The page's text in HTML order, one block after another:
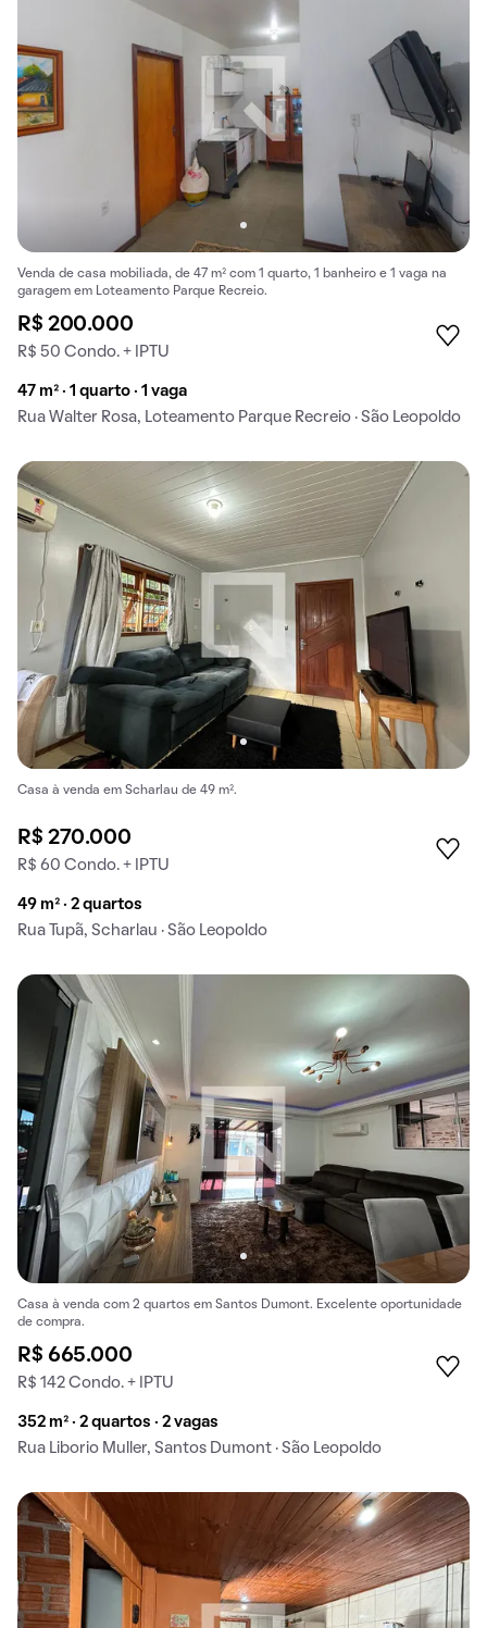
Venda de casa mobiliada, de 47 m² com 1 quarto, 1 banheiro e 1 vaga na
garagem em Loteamento Parque Recreio.
R$ 200.000
R$ 50 Condo. + IPTU
47 m² · 1 quarto · 1 vaga
Rua Walter Rosa, Loteamento Parque Recreio · São Leopoldo
Casa à venda em Scharlau de 49 m².
R$ 270.000
R$ 60 Condo. + IPTU
49 m² · 2 quartos
Rua Tupã, Scharlau · São Leopoldo
Casa à venda com 2 quartos em Santos Dumont. Excelente oportunidade
de compra.
R$ 665.000
R$ 142 Condo. + IPTU
352 m² · 2 quartos · 2 vagas
Rua Liborio Muller, Santos Dumont · São Leopoldo